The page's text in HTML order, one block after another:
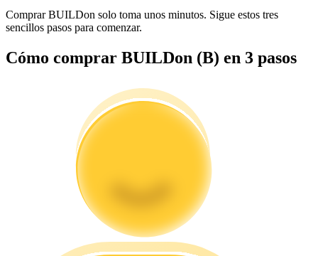
Guía de inicio de futuros
Comprar BUILDon solo toma unos minutos. Sigue estos tres
sencillos pasos para comenzar.
Cómo comprar BUILDon (B) en 3 pasos